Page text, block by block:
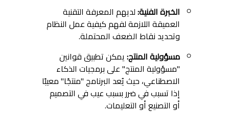
الخبرة الفنية:لديهم المعرفة التقنية
العميقة اللازمة لفهم كيفية عمل النظام
وتحديد نقاط الضعف المحتملة.
مسؤولية المنتج:يمكن تطبيق قوانين
"مسؤولية المنتج" على برمجيات الذكاء
الاصطناعي، حيث يُعد البرنامج "منتجًا" معيبًا
إذا تسبب في ضرر بسبب عيب في التصميم
أو التصنيع أو التعليمات.